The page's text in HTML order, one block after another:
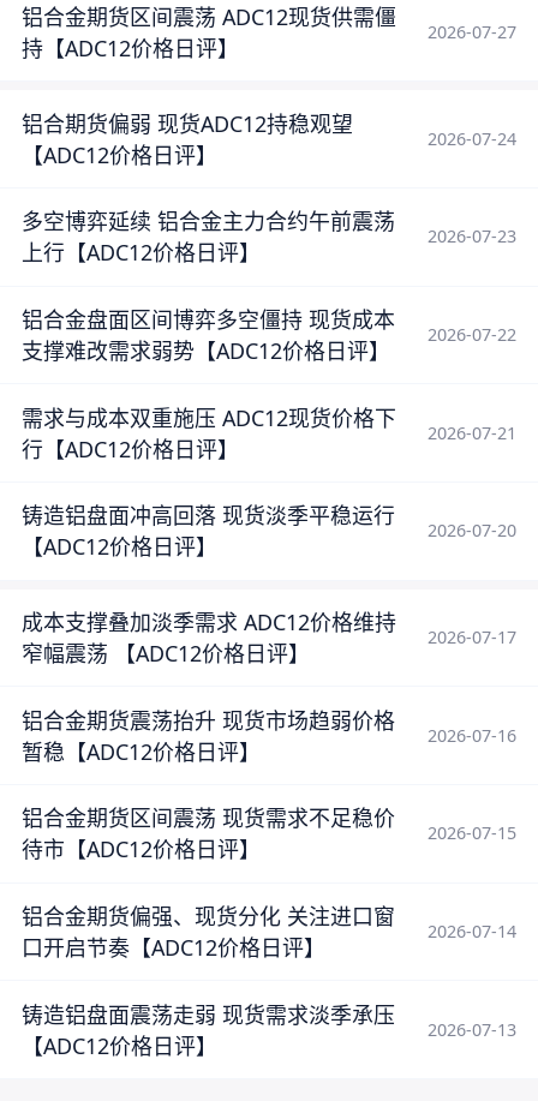
铝合金期货区间震荡 ADC12现货供需僵
持【ADC12价格日评】
2026-07-27
铝合期货偏弱 现货ADC12持稳观望
【ADC12价格日评】
2026-07-24
多空博弈延续 铝合金主力合约午前震荡
上行【ADC12价格日评】
2026-07-23
铝合金盘面区间博弈多空僵持 现货成本
支撑难改需求弱势【ADC12价格日评】
2026-07-22
需求与成本双重施压 ADC12现货价格下
行【ADC12价格日评】
2026-07-21
铸造铝盘面冲高回落 现货淡季平稳运行
【ADC12价格日评】
2026-07-20
成本支撑叠加淡季需求 ADC12价格维持
窄幅震荡 【ADC12价格日评】
2026-07-17
铝合金期货震荡抬升 现货市场趋弱价格
暂稳【ADC12价格日评】
2026-07-16
铝合金期货区间震荡 现货需求不足稳价
待市【ADC12价格日评】
2026-07-15
铝合金期货偏强、现货分化 关注进口窗
口开启节奏【ADC12价格日评】
2026-07-14
铸造铝盘面震荡走弱 现货需求淡季承压
【ADC12价格日评】
2026-07-13